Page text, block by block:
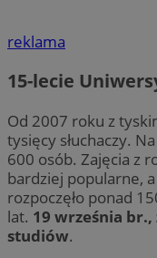
reklama
15-lecie
Od 2007 roku z
tysięcy słuchaczy.
600 osób. Zajęcia z
bardziej popularne,
rozpoczęło ponad
lat. 19 września
studiów.